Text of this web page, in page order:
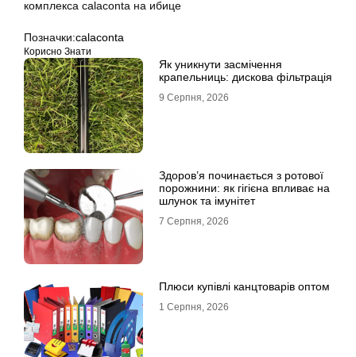
Позначки:calaconta
Корисно Знати
Як уникнути засмічення
крапельниць: дискова фільтрація
9 Серпня, 2026
Здоров’я починається з ротової
порожнини: як гігієна впливає на
шлунок та імунітет
7 Серпня, 2026
Плюси купівлі канцтоварів оптом
1 Серпня, 2026